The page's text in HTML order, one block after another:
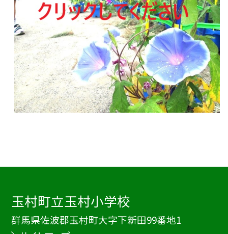
玉村町立玉村小学校
群馬県佐波郡玉村町大字下新田99番地1